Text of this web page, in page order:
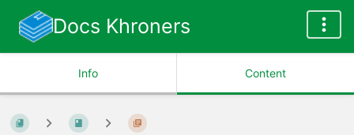
Docs Khroners
Info Content